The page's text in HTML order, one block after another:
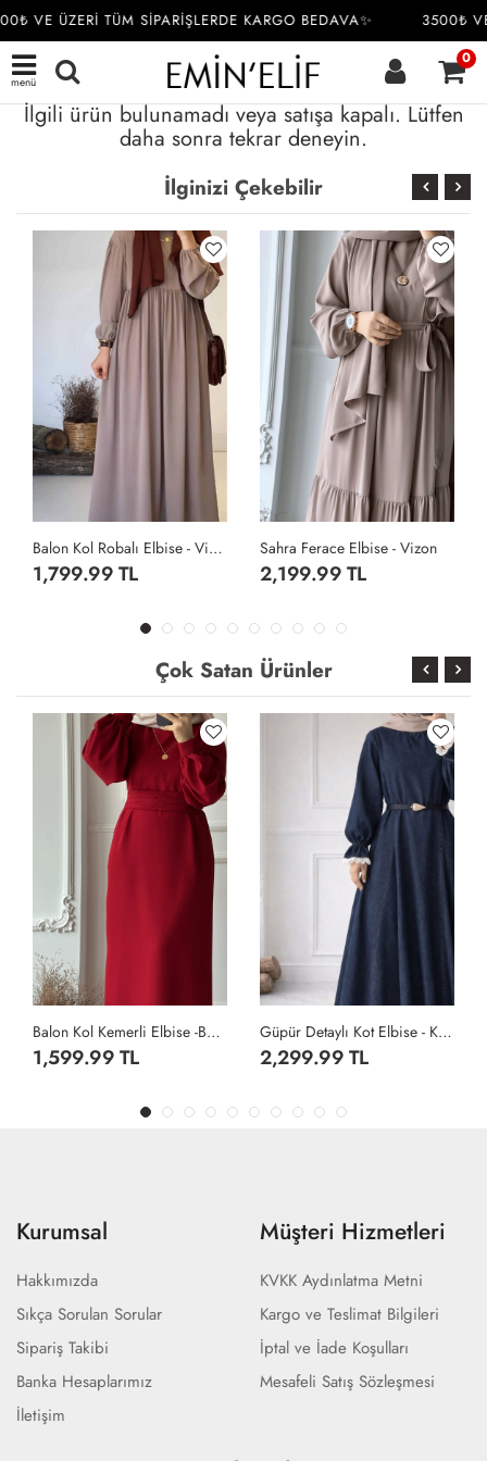
VE ÜZERİ TÜM SİPARİŞLERDE KARGO BEDAVA✨ 3500₺
menü
0
İlgili ürün bulunamadı veya satışa kapalı. Lütfen
daha sonra tekrar deneyin.
İlginizi Çekebilir
Sahra Ferace Elbise - Vizon
2,199.99 TL 2,199.99 TL
Çok Satan Ürünler
2,299.99 TL
Balon Kol Kemerli Elbise -Taş
1,599.99 TL
Kurumsal
Hakkımızda
Sıkça Sorulan Sorular
Sipariş Takibi
Banka Hesaplarımız
İletişim
Müşteri Hizmetleri
KVKK Aydınlatma Metni
Kargo ve Teslimat Bilgileri
İptal ve İade Koşulları
Mesafeli Satış Sözleşmesi